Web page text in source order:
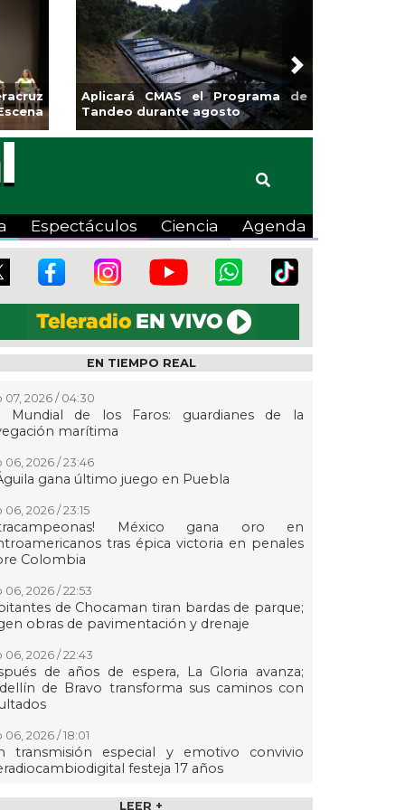
Aplicará CMAS el Programa de
Tandeo durante agosto
Next
Espectáculos Ciencia Agenda
EN TIEMPO REAL
07, 2026 / 04:30
Mundial de los Faros: guardianes de la
marítima
06, 2026 / 23:46
gana último juego en Puebla
06, 2026 / 23:15
México gana oro en
tras épica victoria en penales
Colombia
06, 2026 / 22:53
de Chocaman tiran bardas de parque;
obras de pavimentación y drenaje
06, 2026 / 22:43
de años de espera, La Gloria avanza;
de Bravo transforma sus caminos con
06, 2026 / 18:01
transmisión especial y emotivo convivio
festeja 17 años
06, 2026 / 18:00 LEER +